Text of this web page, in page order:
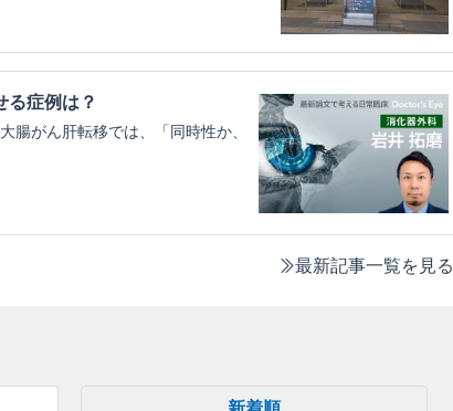
る症例は？
がん肝転移では、「同時性か、
最新記事一覧を見る